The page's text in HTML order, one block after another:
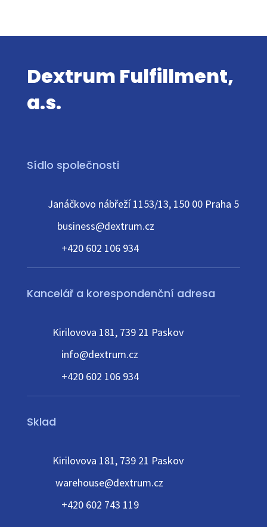
Dextrum Fulfillment,
a.s.
Sídlo společnosti
Janáčkovo nábřeží 1153/13, 150 00 Praha 5
business@dextrum.cz
+420 602 106 934
Kancelář a korespondenční adresa
Kirilovova 181, 739 21 Paskov
info@dextrum.cz
+420 602 106 934
Sklad
Kirilovova 181, 739 21 Paskov
warehouse@dextrum.cz
+420 602 743 119